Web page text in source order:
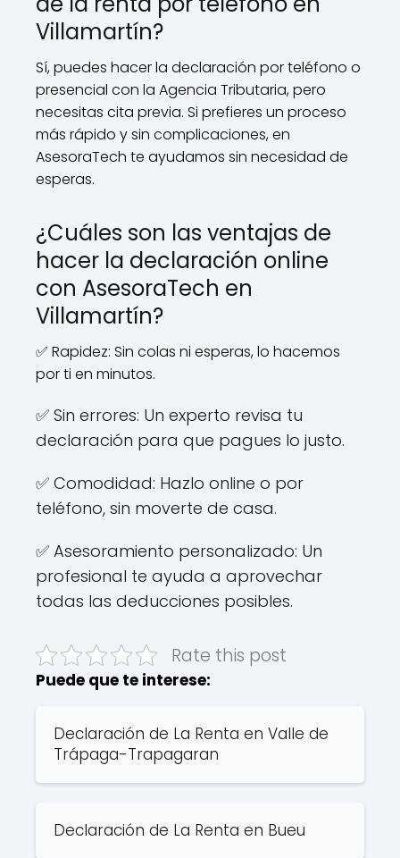
Villamartín?
Sí, puedes hacer la declaración por teléfono o
presencial con la Agencia Tributaria, pero
necesitas cita previa. Si prefieres un proceso
más rápido y sin complicaciones, en
AsesoraTech te ayudamos sin necesidad de
esperas.
¿Cuáles son las ventajas de
hacer la declaración online
con AsesoraTech en
Villamartín?
✅ Rapidez: Sin colas ni esperas, lo hacemos
por ti en minutos.
✅ Sin errores: Un experto revisa tu
declaración para que pagues lo justo.
✅ Comodidad: Hazlo online o por
teléfono, sin moverte de casa.
✅ Asesoramiento personalizado: Un
profesional te ayuda a aprovechar
todas las deducciones posibles.
Rate this post
Puede que te interese:
Declaración de La Renta en Valle de
Trápaga-Trapagaran
Declaración de La Renta en Bueu